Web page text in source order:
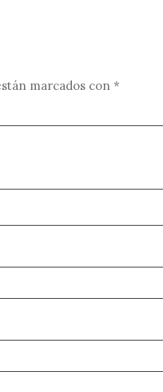
marcados con *